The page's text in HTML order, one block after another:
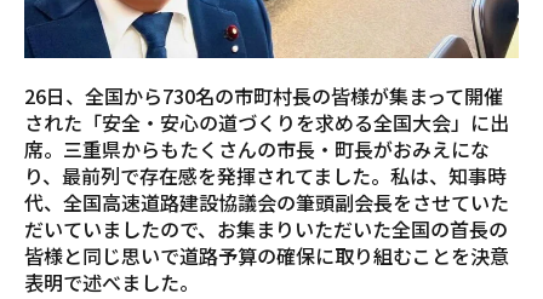
26日、全国から730名の市町村長の皆様が集まって開催
された「安全・安心の道づくりを求める全国大会」に出
席。三重県からもたくさんの市長・町長がおみえにな
り、最前列で存在感を発揮されてました。私は、知事時
代、全国高速道路建設協議会の筆頭副会長をさせていた
だいていましたので、お集まりいただいた全国の首長の
皆様と同じ思いで道路予算の確保に取り組むことを決意
表明で述べました。